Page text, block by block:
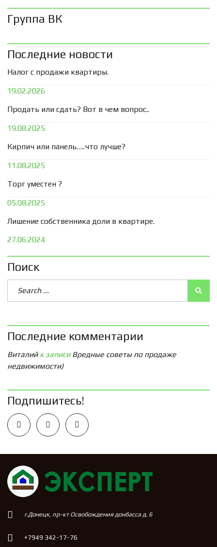
Группа ВК
Последние новости
Налог с продажи квартиры.
19.02.2026
Продать или сдать? Вот в чем вопрос..
19.08.2025
Кирпич или панель…..что лучше?
11.08.2025
Торг уместен ?
05.08.2025
Лишение собственника доли в квартире.
27.06.2024
Поиск
Последние комментарии
Виталийк записи Вредные советы по продаже
недвижимости)
Подпишитесь!
г.Донецк, пр-кт Освобождения донбасса д. 6
+7949 342-17-76